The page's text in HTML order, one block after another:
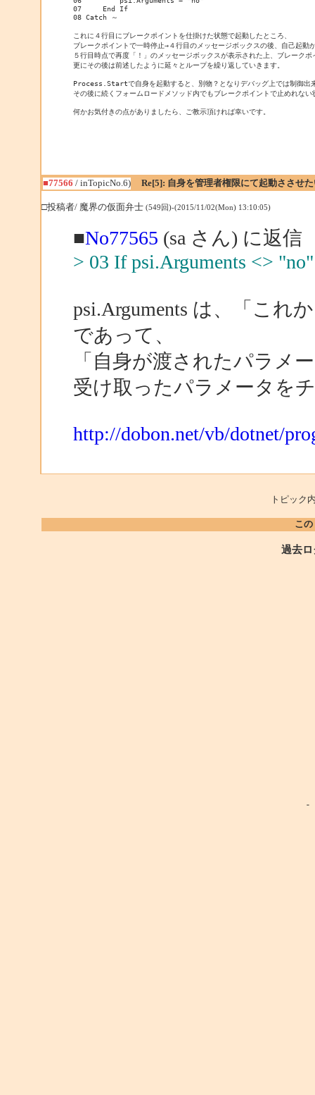
07     End If
08 Catch ～
これに４行目にブレークポイントを仕掛けた状態で起動したところ、
ブレークポイントで一時停止→４行目のメッセージボックスの後、自己起動
５行目時点で再度「！」のメッセージボックスが表示された上、ブレーク
更にその後は前述したように延々とループを繰り返していきます。
Process.Startで自身を起動すると、別物？となりデバッグ上では制御出
その後に続くフォームロードメソッド内でもブレークポイントで止めれない
何かお気付きの点がありましたら、ご教示頂ければ幸いです。
■77566 / inTopicNo.6) Re[5]: 自身を管理者権限にて起動ささせた
□投稿者/ 魔界の仮面弁士 (549回)-(2015/11/02(Mon) 13:10:05)
■No77565 (sa さん) に返信
> 03 If psi.Arguments <>
psi.Arguments は、「これ
であって、
「自身が渡されたパラメ
受け取ったパラメータを
http://dobon.net/vb/dotnet/
トピッ
こ
過去